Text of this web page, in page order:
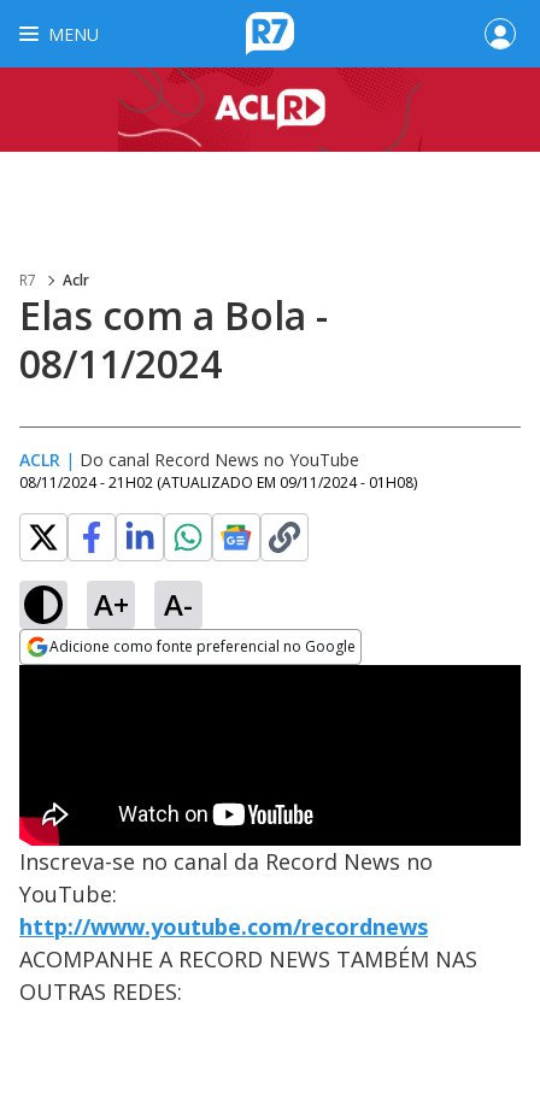
MENU
R7 Aclr
Elas com a Bola -
08/11/2024
ACLR | Do canal Record News no YouTube
08/11/2024 - 21H02 (ATUALIZADO EM 09/11/2024 - 01H08)
A+ A-
Adicione como fonte preferencial no Google
Inscreva-se no canal da Record News no
YouTube:
http://www.youtube.com/recordnews
ACOMPANHE A RECORD NEWS TAMBÉM NAS
OUTRAS REDES: